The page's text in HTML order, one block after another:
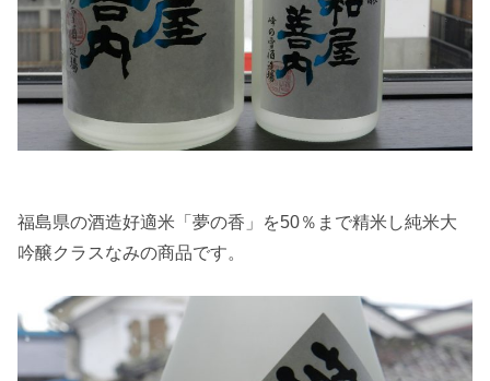
福島県の酒造好適米「夢の香」を50％まで精米し純米大
吟醸クラスなみの商品です。